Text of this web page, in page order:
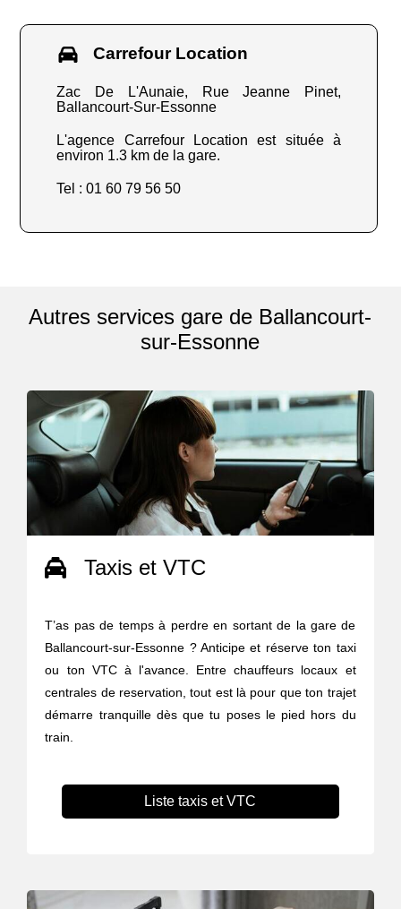
Carrefour Location
Zac De L'Aunaie, Rue Jeanne Pinet,
Ballancourt-Sur-Essonne
L'agence Carrefour Location est située à
environ 1.3 km de la gare.
Tel : 01 60 79 56 50
Autres services gare de Ballancourt-
sur-Essonne
Taxis et VTC
T’as pas de temps à perdre en sortant de la gare de
Ballancourt-sur-Essonne ? Anticipe et réserve ton taxi
ou ton VTC à l'avance. Entre chauffeurs locaux et
centrales de reservation, tout est là pour que ton trajet
démarre tranquille dès que tu poses le pied hors du
train.
Liste taxis et VTC